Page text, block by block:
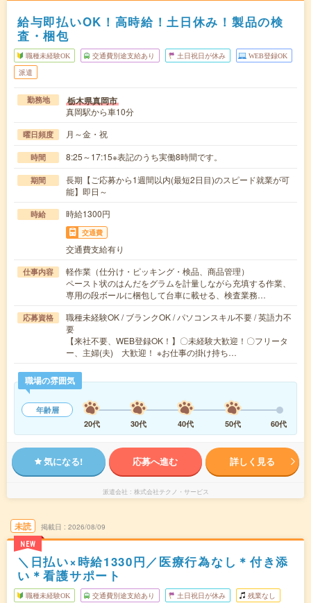
給与即払いOK！高時給！土日休み！製品の検
査・梱包
職種未経験OK 交通費別途支給あり 土日祝日が休み WEB登録OK
派遣
勤務地 栃木県真岡市
真岡駅から車10分
曜日頻度 月～金・祝
時間 8:25～17:15※表記のうち実働8時間です。
期間
長期【ご応募から1週間以内(最短2日目)のスピード就業が可
能】即日～
時給 時給1300円
交通費
交通費支給有り
仕事内容
軽作業（仕分け・ピッキング・検品、商品管理）
ペースト状のはんだをグラムを計量しながら充填する作業、
専用の段ボールに梱包して台車に載せる、検査業務…
応募資格
職種未経験OK / ブランクOK / パソコンスキル不要 / 英語力不
要
【来社不要、WEB登録OK！】〇未経験大歓迎！〇フリータ
ー、主婦(夫) 大歓迎！ ※お仕事の掛け持ち…
職場の雰囲気
年齢層
20代
30代 40代 50代 60代
気になる! 応募へ進む 詳しく見る
派遣会社 株式会社テクノ・サービス
未読
NEW
掲載日 2026/08/09
＼日払い×時給1330円／医療行為なし＊付き添
い＊看護サポート
職種未経験OK 交通費別途支給あり 土日祝日が休み 残業なし